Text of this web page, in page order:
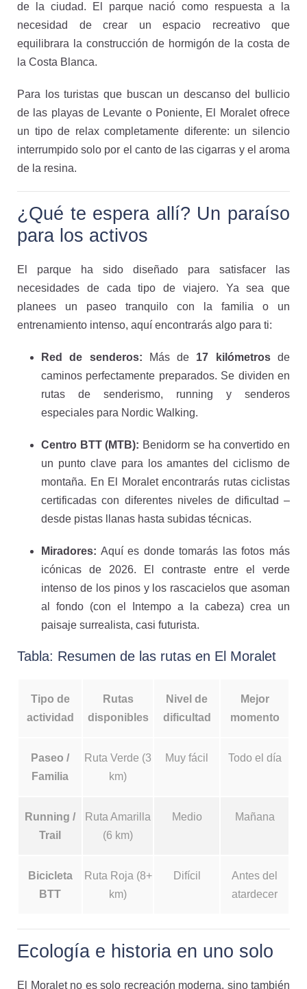
de la ciudad. El parque nació como respuesta a la
necesidad de crear un espacio recreativo que
equilibrara la construcción de hormigón de la costa de
la Costa Blanca.
Para los turistas que buscan un descanso del bullicio
de las playas de Levante o Poniente, El Moralet ofrece
un tipo de relax completamente diferente: un silencio
interrumpido solo por el canto de las cigarras y el aroma
de la resina.
¿Qué te espera allí? Un paraíso
para los activos
El parque ha sido diseñado para satisfacer las
necesidades de cada tipo de viajero. Ya sea que
planees un paseo tranquilo con la familia o un
entrenamiento intenso, aquí encontrarás algo para ti:
Red de senderos: Más de 17 kilómetrosde
caminos perfectamente preparados. Se dividen en
rutas de senderismo, running y senderos
especiales para Nordic Walking.
Centro BTT (MTB): Benidorm se ha convertido en
un punto clave para los amantes del ciclismo de
montaña. En El Moralet encontrarás rutas ciclistas
certificadas con diferentes niveles de dificultad –
desde pistas llanas hasta subidas técnicas.
Miradores: Aquí es donde tomarás las fotos más
icónicas de 2026. El contraste entre el verde
intenso de los pinos y los rascacielos que asoman
al fondo (con el Intempo a la cabeza) crea un
paisaje surrealista, casi futurista.
Tabla: Resumen de las rutas en El Moralet
Tipo de
actividad
Rutas
disponibles
Nivel de
dificultad
Mejor
momento
Paseo /
Familia
Ruta Verde (3
km)
Muy fácil Todo el día
Running /
Trail
Ruta Amarilla
(6 km)
Medio Mañana
Bicicleta
BTT
Ruta Roja (8+
km)
Difícil
Antes del
atardecer
Ecología e historia en uno solo
El Moralet no es solo recreación moderna, sino también